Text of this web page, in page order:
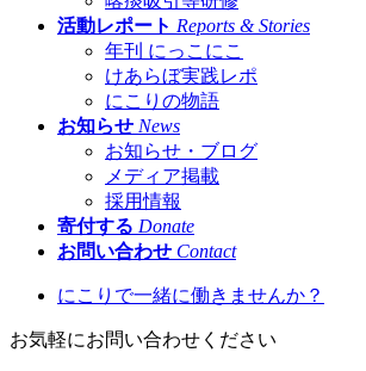
活動レポート Reports & Stories
年刊 にっこにこ
けあらぼ実践レポ
にこりの物語
お知らせ News
お知らせ・ブログ
メディア掲載
採用情報
寄付する Donate
お問い合わせ Contact
にこりで一緒に働きませんか？
お気軽にお問い合わせください